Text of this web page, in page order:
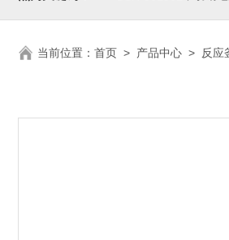
当前位置： 首页 > 产品中心 > 反应